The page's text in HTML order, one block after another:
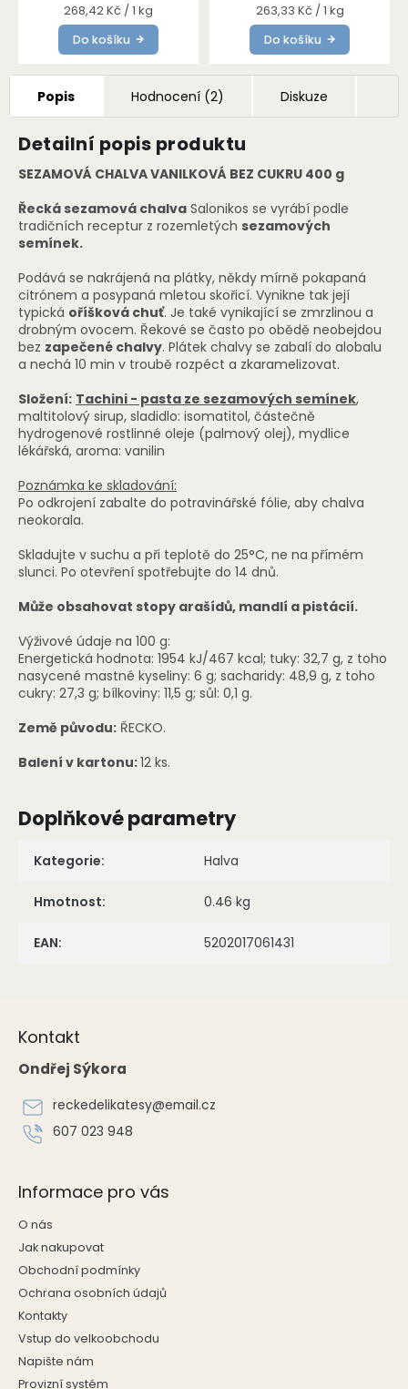
Měrná
cena:
268,42 Kč / 1 kg
Do košíku
Měrná
cena:
263,33 Kč / 1 kg
Do košíku
Popis Hodnocení (2) Diskuze
Detailní popis produktu
SEZAMOVÁ CHALVA VANILKOVÁ BEZ CUKRU 400 g
Řecká sezamová chalva Salonikos se vyrábí podle
tradičních receptur z rozemletých sezamových
semínek.
Podává se nakrájená na plátky, někdy mírně pokapaná
citrónem a posypaná mletou skořicí. Vynikne tak její
typická oříšková chuť. Je také vynikající se zmrzlinou a
drobným ovocem. Řekové se často po obědě neobejdou
bez zapečené chalvy. Plátek chalvy se zabalí do alobalu
a nechá 10 min v troubě rozpéct a zkaramelizovat.
Složení: Tachini - pasta ze sezamových semínek,
maltitolový sirup, sladidlo: isomatitol, částečně
hydrogenové rostlinné oleje (palmový olej), mydlice
lékářská, aroma: vanilin
Poznámka ke skladování:
Po odkrojení zabalte do potravinářské fólie, aby chalva
neokorala.
Skladujte v suchu a při teplotě do 25°C, ne na přímém
slunci. Po otevření spotřebujte do 14 dnů.
Může obsahovat stopy arašídů, mandlí a pistácií.
Výživové údaje na 100 g:
Energetická hodnota: 1954 kJ/467 kcal; tuky: 32,7 g, z toho
nasycené mastné kyseliny: 6 g; sacharidy: 48,9 g, z toho
cukry: 27,3 g; bílkoviny: 11,5 g; sůl: 0,1 g.
Země původu: ŘECKO.
Balení v kartonu:12 ks.
Doplňkové parametry
Kategorie: Halva
Hmotnost: 0.46 kg
EAN: 5202017061431
Kontakt
Ondřej Sýkora
reckedelikatesy@email.cz
607 023 948
Informace pro vás
O nás
Jak nakupovat
Obchodní podmínky
Ochrana osobních údajů
Kontakty
Vstup do velkoobchodu
Napište nám
Provizní systém